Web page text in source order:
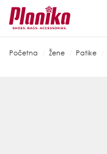
Početna Žene Patike